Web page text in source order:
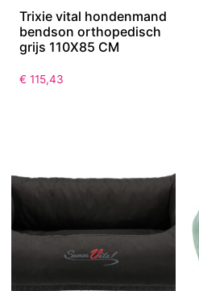
Trixie vital hondenmand
bendson orthopedisch
grijs 110X85 CM
€ 115,43